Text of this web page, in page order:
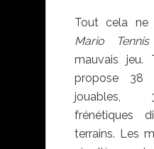
Tout cela ne
Mario
mauvais jeu.
propose 38
jouables,
frénétiques
terrains. Les